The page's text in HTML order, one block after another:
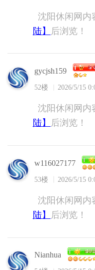
沈阳休闲网内
陆】
后浏览！
gycjsh159
52楼 2026/5/15
沈阳休闲网内
陆】
后浏览！
w116027177
53楼 2026/5/15
沈阳休闲网内
陆】
后浏览！
Nianhua